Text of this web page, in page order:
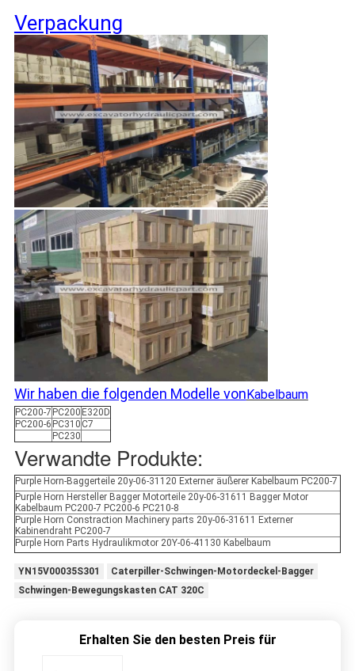
Verpackung
Wir haben die folgenden Modelle von Kabelbaum
PC200-7 PC200 E320D
PC200-6 PC310 C7
PC230
Verwandte Produkte:
Purple Horn-Baggerteile 20y-06-31120 Externer äußerer Kabelbaum PC200-7
Purple Horn Hersteller Bagger Motorteile 20y-06-31611 Bagger Motor
Kabelbaum PC200-7 PC200-6 PC210-8
Purple Horn Constraction Machinery parts 20y-06-31611 Externer
Kabinendraht PC200-7
Purple Horn Parts Hydraulikmotor 20Y-06-41130 Kabelbaum
YN15V00035S301
Caterpiller-Schwingen-Motordeckel-Bagger
Schwingen-Bewegungskasten CAT 320C
Erhalten Sie den besten Preis für